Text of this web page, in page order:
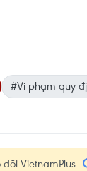
#Vi phạm quy
dõi VietnamPlus